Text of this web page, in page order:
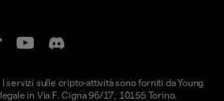
servizi sulle cripto-attività sono forniti da Young
in Via F. Cigna 96/17, 10155 Torino.